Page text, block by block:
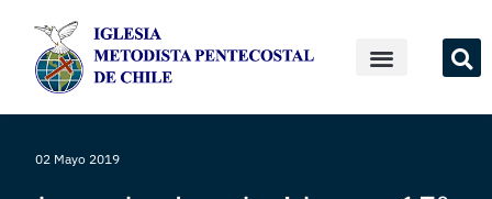
02 Mayo 2019